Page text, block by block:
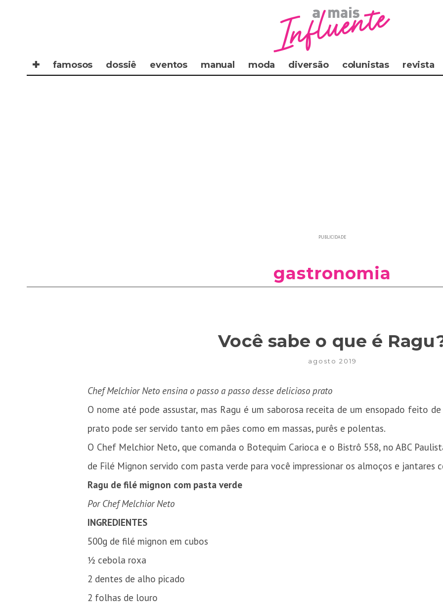
✚ famosos dossiê eventos manual moda diversão colunistas revista
PUBLICIDADE
gastronomia
Você sabe o que é
agosto 2019
Chef Melchior Neto ensina o passo a passo desse delicioso prato
O nome até pode assustar, mas Ragu é um saborosa receita de um ensopado feito
prato pode ser servido tanto em pães como em massas, purês e polentas.
O Chef Melchior Neto, que comanda o Botequim Carioca e o Bistrô 558, no ABC
de Filé Mignon servido com pasta verde para você impressionar os almoços e jantares
Ragu de filé mignon com pasta verde
Por Chef Melchior Neto
INGREDIENTES
500g de filé mignon em cubos
½ cebola roxa
2 dentes de alho picado
2 folhas de louro